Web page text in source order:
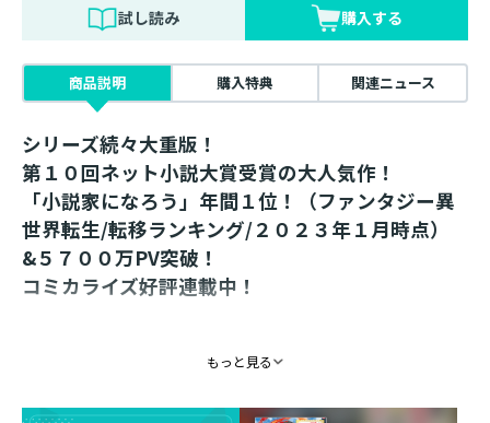
試し読み 購入する
商品説明 購入特典 関連ニュース
シリーズ続々大重版！
第１０回ネット小説大賞受賞の大人気作！
「小説家になろう」年間１位！（ファンタジー異
世界転生/転移ランキング/２０２３年１月時点）
&５７００万PV突破！
コミカライズ好評連載中！
“型破りな腹黒神童”が最強獣人族を統べるハート
もっと見る